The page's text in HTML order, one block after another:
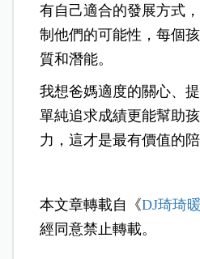
有自己適合的發展方式
制他們的可能性，每個
質和潛能。
我想爸媽適度的關心、
單純追求成績更能幫助
力，這才是最有價值的陪
本文章轉載自《DJ琦琦
經同意禁止轉載。